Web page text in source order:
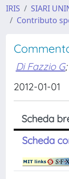
IRIS
SIARI
Contributo
Di Fazzio G;
2012-01-01
Scheda
Scheda